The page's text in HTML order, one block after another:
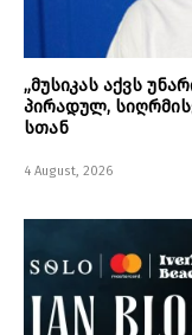
„მუსიკას აქვს
პირადულ,
სთან
4 August, 2026